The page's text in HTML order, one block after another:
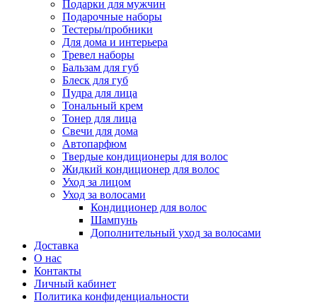
Подарки для мужчин
Подарочные наборы
Тестеры/пробники
Для дома и интерьера
Тревел наборы
Бальзам для губ
Блеск для губ
Пудра для лица
Тональный крем
Тонер для лица
Свечи для дома
Автопарфюм
Твердые кондиционеры для волос
Жидкий кондиционер для волос
Уход за лицом
Уход за волосами
Кондиционер для волос
Шампунь
Дополнительный уход за волосами
Доставка
О нас
Контакты
Личный кабинет
Политика конфиденциальности